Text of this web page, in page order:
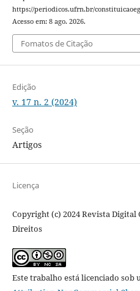
https://periodicos.ufrn.br/
Acesso em: 8 ago. 2026.
Fomatos de Citação
Edição
v. 17 n. 2 (2024)
Seção
Artigos
Licença
Copyright (c) 2024 Revista
Direitos
Este trabalho está licenciado sob